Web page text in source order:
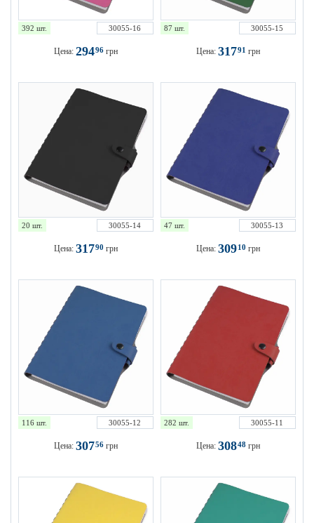
392 шт. 30055-16
Цена: 29496 грн
87 шт. 30055-15
Цена: 31791 грн
20 шт. 30055-14
Цена: 31790 грн
47 шт. 30055-13
Цена: 30910 грн
116 шт. 30055-12
Цена: 30756 грн
282 шт. 30055-11
Цена: 30848 грн